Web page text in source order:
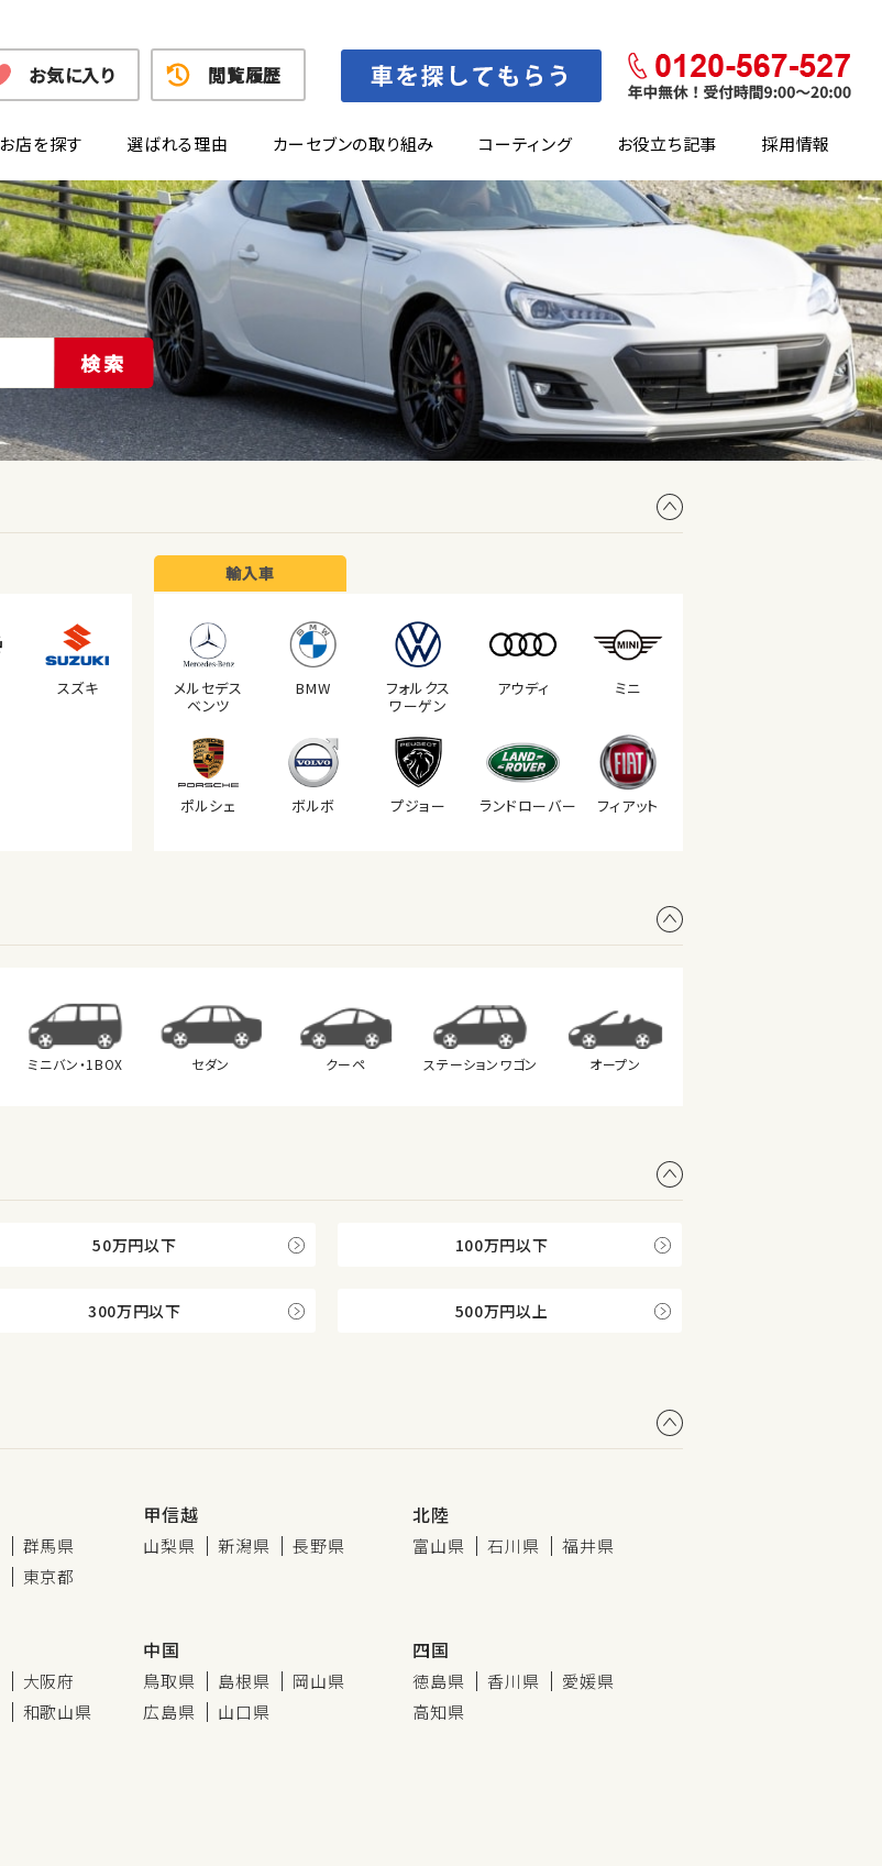
お店を探す 選ばれる理由 カーセブンの取り組み コーティング お役立ち記事 採用情報
お気に入り 閲覧履歴
検索
スズキ
輸入車
メルセデス
ベンツ
BMW
フォルクス
ワーゲン
アウディ ミニ
ポルシェ ボルボ プジョー ランドローバー フィアット
ミニバン・1BOX セダン クーペ ステーション ワゴン オープン
50万円以下 100万円以下
300万円以下 500万円以上
群馬県
東京都
甲信越
山梨県 新潟県 長野県
北陸
富山県 石川県 福井県
大阪府
和歌山県
中国
鳥取県 島根県
岡山県
広島県
山口県
四国
徳島県 香川県
愛媛県
高知県